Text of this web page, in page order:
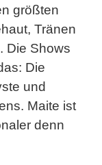
größten
Tränen
Die Shows
Die
und
Maite ist
denn